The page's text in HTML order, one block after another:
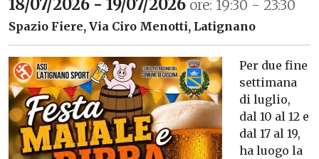
18/07/2026 - 19/07/2026 ore: 19:30 - 23:30
Spazio Fiere, Via Ciro Menotti, Latignano
Per due fine
settimana
di luglio,
dal 10 al 12 e
dal 17 al 19,
ha luogo la